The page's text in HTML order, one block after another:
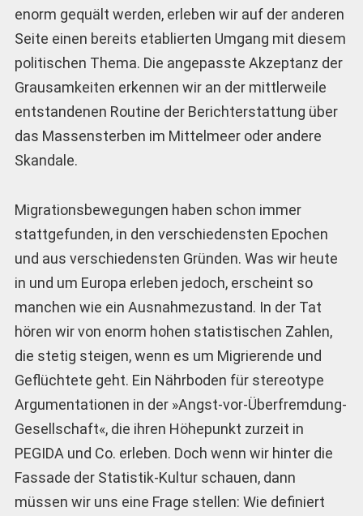
enorm gequält werden, erleben wir auf der anderen
Seite einen bereits etablierten Umgang mit diesem
politischen Thema. Die angepasste Akzeptanz der
Grausamkeiten erkennen wir an der mittlerweile
entstandenen Routine der Berichterstattung über
das Massensterben im Mittelmeer oder andere
Skandale.
Migrationsbewegungen haben schon immer
stattgefunden, in den verschiedensten Epochen
und aus verschiedensten Gründen. Was wir heute
in und um Europa erleben jedoch, erscheint so
manchen wie ein Ausnahmezustand. In der Tat
hören wir von enorm hohen statistischen Zahlen,
die stetig steigen, wenn es um Migrierende und
Geflüchtete geht. Ein Nährboden für stereotype
Argumentationen in der »Angst-vor-Überfremdung-
Gesellschaft«, die ihren Höhepunkt zurzeit in
PEGIDA und Co. erleben. Doch wenn wir hinter die
Fassade der Statistik-Kultur schauen, dann
müssen wir uns eine Frage stellen: Wie definiert